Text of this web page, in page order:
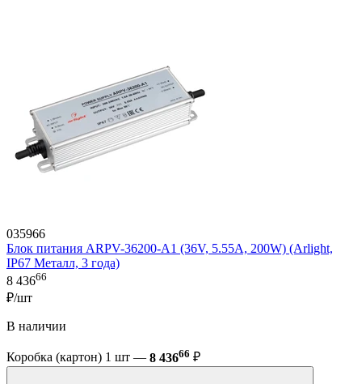
035966
Блок питания ARPV-36200-A1 (36V, 5.55A, 200W) (Arlight,
IP67 Металл, 3 года)
8 43666
₽/шт
В наличии
Коробка (картон) 1 шт — 8 43666 ₽